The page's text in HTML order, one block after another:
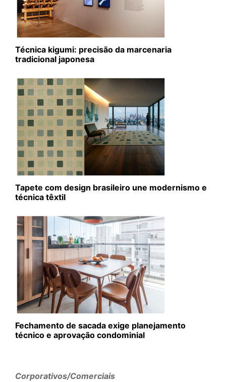
Técnica kigumi: precisão da marcenaria
tradicional japonesa
Tapete com design brasileiro une modernismo e
técnica têxtil
Fechamento de sacada exige planejamento
técnico e aprovação condominial
Corporativos/Comerciais